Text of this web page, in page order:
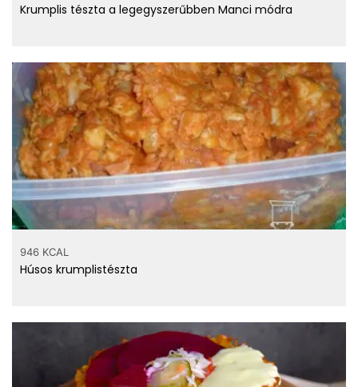
Krumplis tészta a legegyszerűbben Manci módra
946 KCAL
Húsos krumplistészta